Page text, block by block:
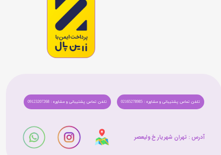
تلفن تماس پشتیبانی و مشاوره : 09123207268 تلفن تماس پشتیبانی و مشاوره : 02165278985
آدرس : تهران شهریار خ ولیعصر​​​​​​​